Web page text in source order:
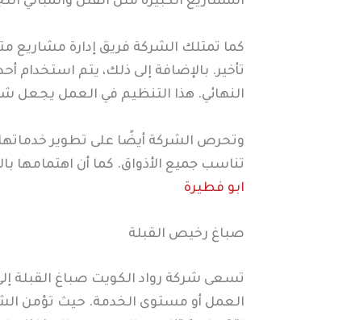
كما تمتلك الشركة فريق إدارة مشاريع
تأخير. بالإضافة إلى ذلك، يتم
النهائي. هذا التنظيم في العمل يجعل
وتحرص الشركة أيضًا على تطوير
تناسب جميع الأذواق. كما أن اهتمامها
ابو فطيرة
صباغ رخيص القبلة
تسعى شركة رواد الكويت صباغ القبلة
العمل أو مستوى الخدمة. حيث تؤمن